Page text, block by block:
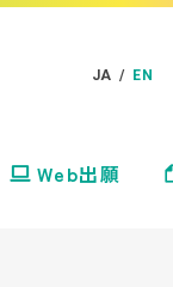
JA / EN
Web出願